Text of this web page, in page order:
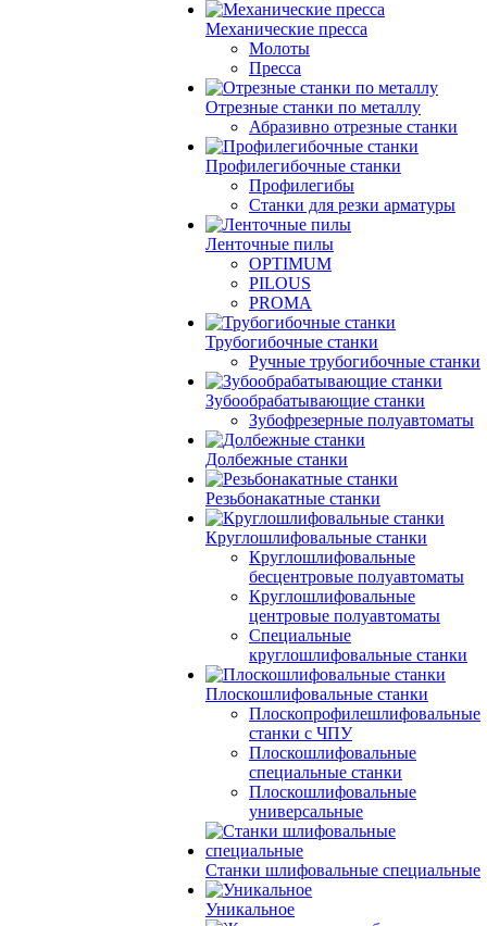
Механические пресса
Молоты
Пресса
Отрезные станки по металлу
Абразивно отрезные станки
Профилегибочные станки
Профилегибы
Станки для резки арматуры
Ленточные пилы
OPTIMUM
PILOUS
PROMA
Трубогибочные станки
Ручные трубогибочные станки
Зубообрабатывающие станки
Зубофрезерные полуавтоматы
Долбежные станки
Резьбонакатные станки
Круглошлифовальные станки
Круглошлифовальные
бесцентровые полуавтоматы
Круглошлифовальные
центровые полуавтоматы
Специальные
круглошлифовальные станки
Плоскошлифовальные станки
Плоскопрофилешлифовальные
станки с ЧПУ
Плоскошлифовальные
специальные станки
Плоскошлифовальные
универсальные
Станки шлифовальные специальные
Уникальное